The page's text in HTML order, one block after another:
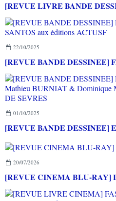
22/10/2025
01/10/2025
20/07/2026
[REVUE CINEMA BLU-RAY]